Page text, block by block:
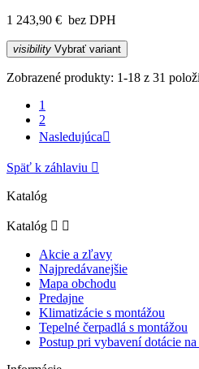
1 243,90 € bez DPH
visibility Vybrať variant
Zobrazené produkty: 1-18 z 31
1
2
Nasledujúca
Späť k záhlaviu 
Katalóg
Katalóg  
Akcie a zľavy
Najpredávanejšie
Mapa obchodu
Predajne
Klimatizácie s montážou
Tepelné čerpadlá s montážou
Postup pri vybavení dotácie na